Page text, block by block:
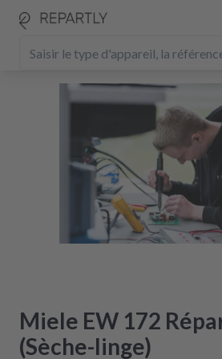
Miele EW 172
(Sèche-linge)